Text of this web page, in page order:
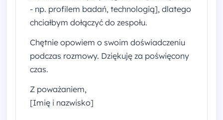
- np. profilem badań, technologią], dlatego
chciałbym dołączyć do zespołu.
Chętnie opowiem o swoim doświadczeniu
podczas rozmowy. Dziękuję za poświęcony
czas.
Z poważaniem,
[Imię i nazwisko]